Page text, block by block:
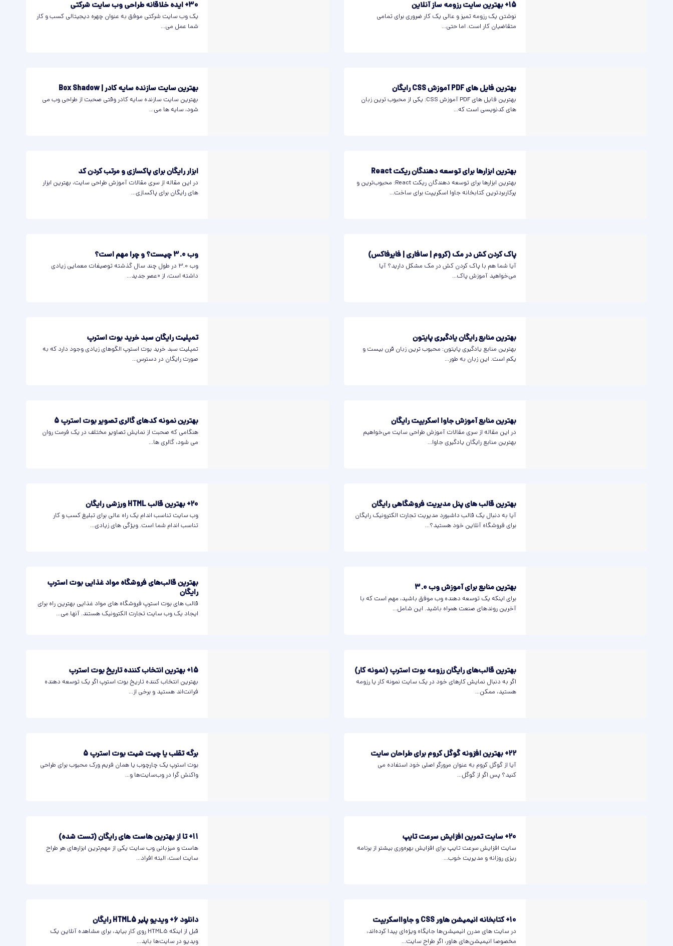
15+ بهترین سایت رزومه ساز آنلاین
نوشتن یک رزومه تمیز و عالی یک کار ضروری برای تمامی
متقاضیان کار است. اما حتی...
30+ ایده خلاقانه طراحی وب سایت شرکتی
یک وب سایت شرکتی موفق به عنوان چهره دیجیتالی کسب و کار
شما عمل می...
بهترین فایل های PDF آموزش CSS رایگان
بهترین فایل های PDF آموزش CSS: یکی از محبوب ترین زبان
های کدنویسی است که...
بهترین سایت سازنده سایه‌ کادر | Box Shadow
بهترین سایت سازنده سایه‌ کادر وقتی صحبت از طراحی وب می
شود، سایه ها می...
بهترین ابزارها برای توسعه دهندگان ریکت React
بهترین ابزارها برای توسعه دهندگان ریکت React: محبوب‌ترین و
پرکاربردترین کتابخانه جاوا اسکریپت برای ساخت...
ابزار رایگان برای پاکسازی و مرتب کردن کد
در این مقاله از سری مقالات آموزش طراحی سایت، بهترین ابزار
های رایگان برای پاکسازی...
پاک کردن کش در مک (کروم | سافاری | فایرفاکس)
آیا شما هم با پاک کردن کش در مک مشکل دارید؟ آیا
می‌خواهید آموزش پاک...
وب 3.0 چیست؟ و چرا مهم است؟
وب 3.0 در طول چند سال گذشته توصیفات معمایی زیادی
داشته است، از «عصر جدید...
بهترین منابع رایگان یادگیری پایتون
بهترین منابع یادگیری پایتون: محبوب ترین زبان قرن بیست و
یکم است. این زبان به طور...
تمپلیت رایگان سبد خرید بوت استرپ
تمپلیت سبد خرید بوت استرپ الگوهای زیادی وجود دارد که به
صورت رایگان در دسترس...
بهترین منابع آموزش جاوا اسکریپت رایگان
در این مقاله از سری مقالات آموزش طراحی سایت می‌خواهیم
بهترین منابع رایگان یادگیری جاوا...
بهترین نمونه کدهای گالری تصویر بوت استرپ 5
هنگامی که صحبت از نمایش تصاویر مختلف در یک فرمت روان
می شود، گالری ها...
بهترین قالب های پنل مدیریت فروشگاهی رایگان
آیا به دنبال یک قالب داشبورد مدیریت تجارت الکترونیک رایگان
برای فروشگاه آنلاین خود هستید؟...
20+ بهترین قالب HTML ورزشی رایگان
وب سایت تناسب اندام یک راه عالی برای تبلیغ کسب و کار
تناسب اندام شما است. ویژگی های زیادی...
بهترین منابع برای آموزش وب 3.0
برای اینکه یک توسعه دهنده وب موفق باشید، مهم است که با
آخرین روندهای صنعت همراه باشید. این شامل...
بهترین قالب‌های فروشگاه مواد غذایی بوت استرپ
رایگان
قالب های بوت استرپ فروشگاه های مواد غذایی بهترین راه برای
ایجاد یک وب سایت تجارت الکترونیک هستند. آنها می...
بهترین قالب‌های رایگان رزومه بوت استرپ (نمونه کار)
اگر به دنبال نمایش کارهای خود در یک سایت نمونه کار یا رزومه
هستید، ممکن...
15+ بهترین انتخاب کننده تاریخ بوت استرپ
بهترین انتخاب کننده تاریخ بوت استرپ اگر یک توسعه دهنده
فرانت‌اند هستید و برخی از...
22+ بهترین افزونه گوگل کروم برای طراحان سایت
آیا از گوگل کروم به عنوان مرورگر اصلی خود استفاده می
کنید؟ پس اگر از گوگل...
برگه تقلب یا چیت شیت بوت استرپ 5
بوت استرپ یک چارچوب یا همان فریم ورک محبوب برای طراحی
واکنش گرا در وب‌سایت‌ها و...
20+ سایت تمرین افزایش سرعت تایپ
سایت افزایش سرعت تایپ برای افزایش بهره‌وری بیشتر از برنامه
ریزی روزانه و مدیریت خوب...
11+ تا از بهترین هاست های رایگان (تست شده)
هاست و میزبانی وب سایت یکی از مهم‌ترین ابزارهای هر طراح
سایت است، البته افراد...
10+ کتابخانه‌ انیمیشن هاور CSS و جاوااسکریپت
در سایت های مدرن انیمیشن‌ها جایگاه ویژه‌ای پیدا کرده‌اند،
مخصوصا انیمیشن‌های هاور، اگر طراح سایت...
دانلود 6+ ویدیو پلیر HTML5 رایگان
قبل از اینکه HTML5 روی کار بیاید، برای مشاهده آنلاین یک
ویدیو در سایت‌ها باید...